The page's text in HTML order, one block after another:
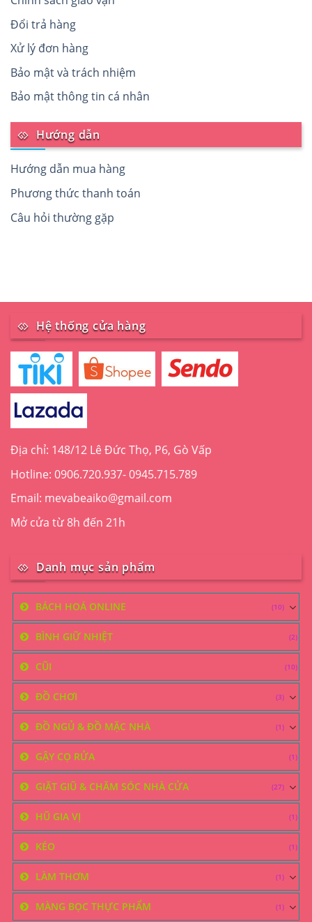
Đổi trả hàng
Xử lý đơn hàng
Bảo mật và trách nhiệm
Bảo mật thông tin cá nhân
Hướng dẫn
Hướng dẫn mua hàng
Phương thức thanh toán
Câu hỏi thường gặp
Hệ thống cửa hàng
Địa chỉ: 148/12 Lê Đức Thọ, P6, Gò Vấp
Hotline: 0906.720.937- 0945.715.789
Email: mevabeaiko@gmail.com
Mở cửa từ 8h đến 21h
Danh mục sản phẩm
BÁCH HOÁ ONLINE (10)
BÌNH GIỮ NHIỆT (2)
CŨI (10)
ĐỒ CHƠI (3)
ĐỒ NGỦ & ĐỒ MẶC NHÀ (1)
GẬY CỌ RỬA (1)
GIẶT GIŨ & CHĂM SÓC NHÀ CỬA (27)
HŨ GIA VỊ (1)
KÉO (1)
LÀM THƠM (1)
MÀNG BỌC THỰC PHẨM (1)